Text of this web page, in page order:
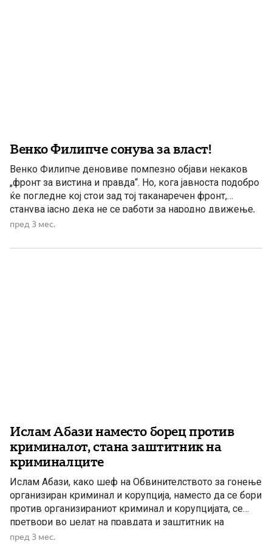
Венко Филипче сонува за власт!
Венко Филипче деновиве помпезно објави некаков
„фронт за вистина и правда“. Но, кога јавноста подобро
ќе погледне кој стои зад тој таканаречен фронт,
станува јасно дека не се работи за народно движење,
туку за тесен партиски круг составен од истите луѓе
криминал, корупција и национално обезличување. Во
пред 3 мес.
Ислам Абази наместо борец против
криминалот, стана заштитник на
криминалците
Ислам Абази, како шеф на Обвинителството за гонење
организиран криминал и корупција, наместо да се бори
против организираниот криминал и корупцијата, се
претвори во џелат на правдата и заштитник на
криминалците блиски до СДС и ДУИ. Затворањето на
пред 3 мес.